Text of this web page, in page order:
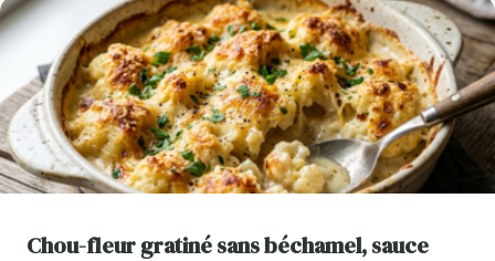
Chou-fleur gratiné sans béchamel, sauce